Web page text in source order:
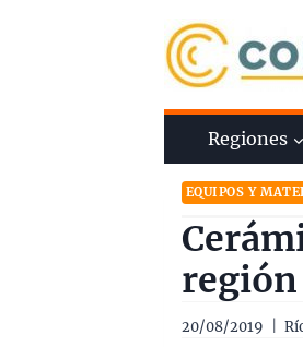
Regiones
EQUIPOS Y
20/08/2019